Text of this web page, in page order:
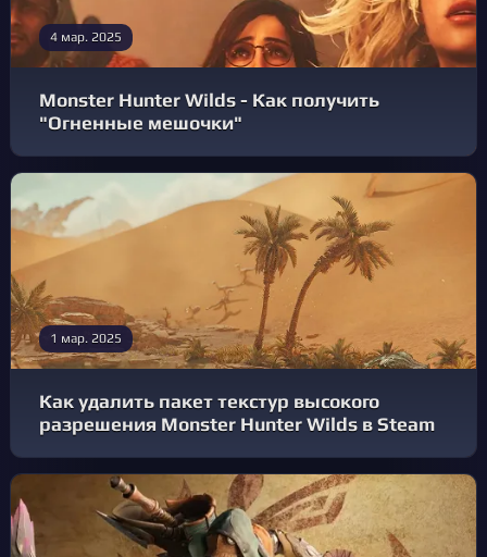
4 мар. 2025
Monster Hunter Wilds - Как получить
"Огненные мешочки"
1 мар. 2025
Как удалить пакет текстур высокого
разрешения Monster Hunter Wilds в Steam